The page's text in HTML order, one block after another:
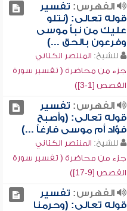
الفهرس: تفسير
قوله تعالى: (نتلو
عليك من نبأ موسى
وفرعون بالحق ...)
للشيخ: المنتصر الكتاني
جزء من محاضرة ( تفسير سورة
القصص [1-3])
الفهرس: تفسير
قوله تعالى: (وأصبح
فؤاد أم موسى فارغاً ...)
للشيخ: المنتصر الكتاني
جزء من محاضرة ( تفسير سورة
القصص [9-17])
الفهرس: تفسير
قوله تعالى: (وحرمنا